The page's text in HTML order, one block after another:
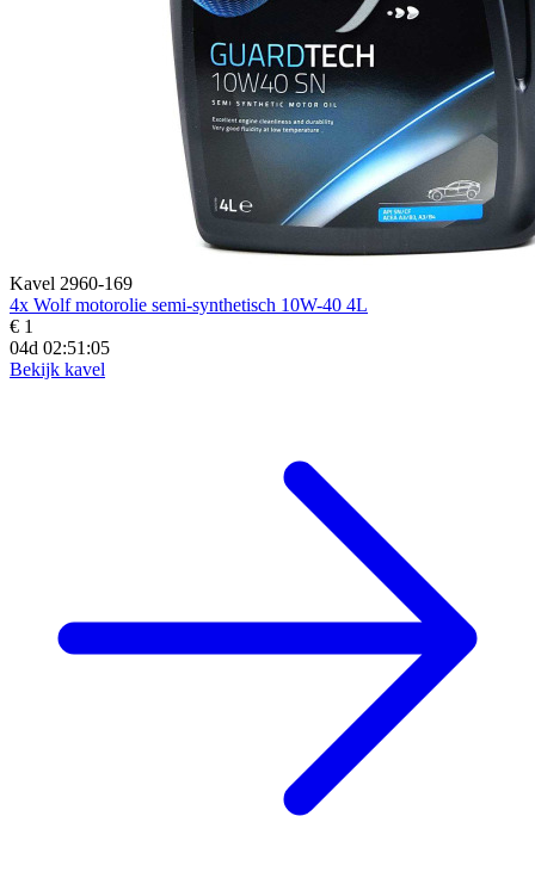
Kavel 2960-169
4x Wolf motorolie semi-synthetisch 10W-40 4L
€ 1
04d 02:51:03
Bekijk kavel